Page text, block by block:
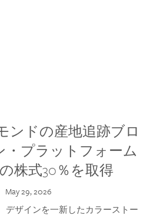
ンドの産地追跡ブロ
・プラットフォーム
の株式30％を取得
May 29, 2026
デザインを一新したカラーストー